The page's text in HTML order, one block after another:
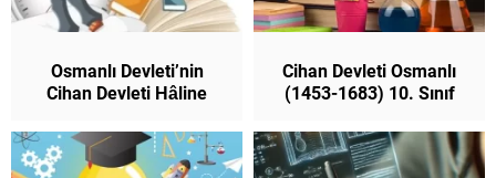
Osmanlı Devleti’nin
Cihan Devleti Hâline
(Yeni Müfredat)
Cihan Devleti Osmanlı
(1453-1683) 10. Sınıf